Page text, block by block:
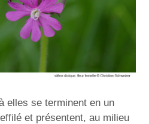
elles se terminent en un
et présentent, au milieu